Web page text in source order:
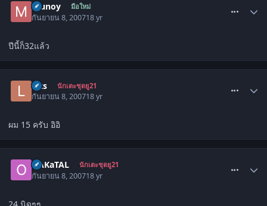
munoy มือใหม่
กันยายน 8, 200718 yr
ปีนี้ก็32แล้ว
lots นักเตะชุดยู21
กันยายน 8, 200718 yr
ผม 15 ครับ อิอิ
OAKaTAL นักเตะชุดยู21
กันยายน 8, 200718 yr